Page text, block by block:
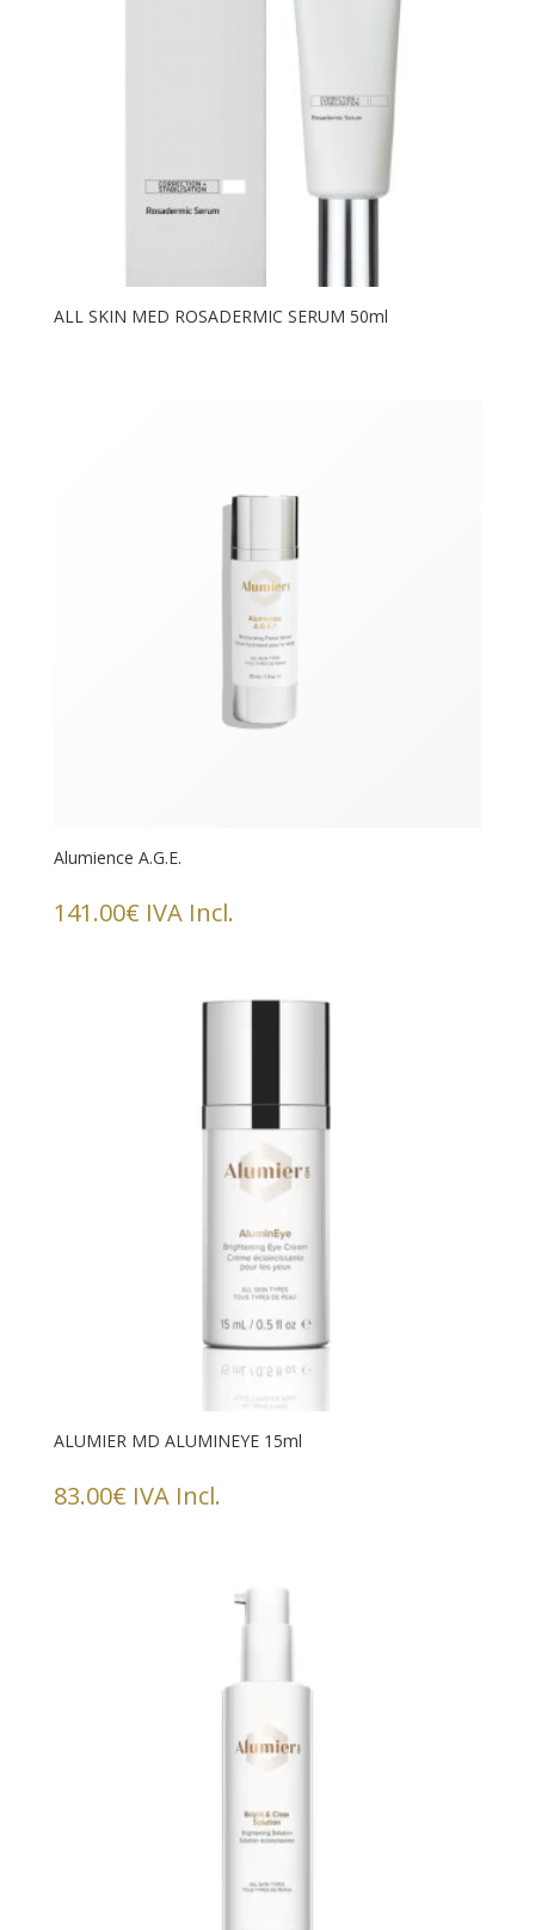
ALL SKIN MED ROSADERMIC SERUM 50ml
Alumience A.G.E.
141.00€ IVA Incl.
ALUMIER MD ALUMINEYE 15ml
83.00€ IVA Incl.